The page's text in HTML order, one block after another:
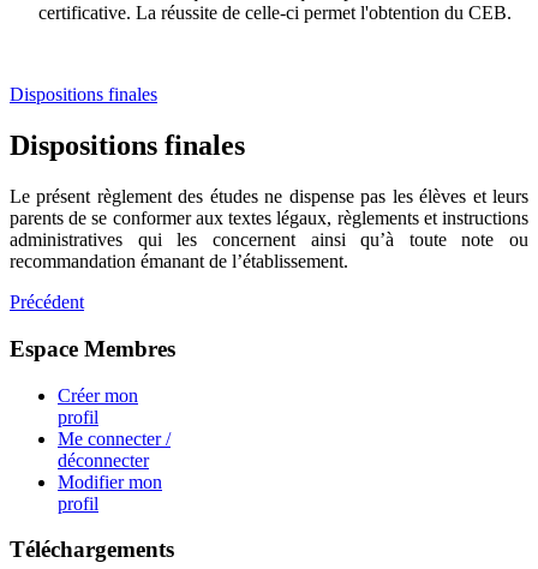
certificative. La réussite de celle-ci permet l'obtention du CEB.
Dispositions finales
Dispositions finales
Le présent règlement des études ne dispense pas les élèves et leurs
parents de se conformer aux textes légaux, règlements et instructions
administratives qui les concernent ainsi qu’à toute note ou
recommandation émanant de l’établissement.
Précédent
Espace Membres
Créer mon
profil
Me connecter /
déconnecter
Modifier mon
profil
Téléchargements